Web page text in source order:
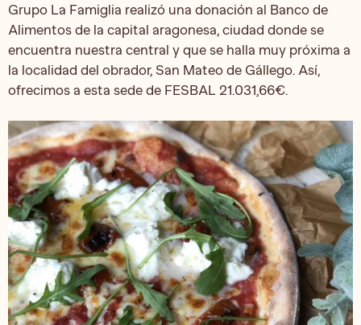
Grupo La Famiglia realizó una donación al Banco de
Alimentos de la capital aragonesa, ciudad donde se
encuentra nuestra central y que se halla muy próxima a
la localidad del obrador, San Mateo de Gállego. Así,
ofrecimos a esta sede de FESBAL 21.031,66€.